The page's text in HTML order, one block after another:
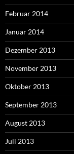
Februar 2014
Januar 2014
Dezember 2013
November 2013
Oktober 2013
September 2013
August 2013
Juli 2013